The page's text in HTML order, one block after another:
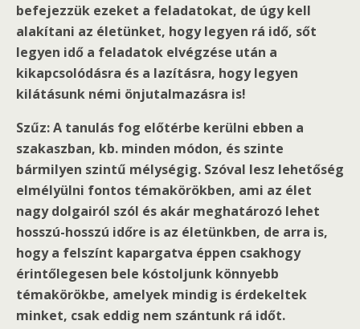
befejezzük ezeket a feladatokat, de úgy kell
alakítani az életünket, hogy legyen rá idő, sőt
legyen idő a feladatok elvégzése után a
kikapcsolódásra és a lazításra, hogy legyen
kilátásunk némi önjutalmazásra is!
Szűz: A tanulás fog előtérbe kerülni ebben a
szakaszban, kb. minden módon, és szinte
bármilyen szintű mélységig. Szóval lesz lehetőség
elmélyülni fontos témakörökben, ami az élet
nagy dolgairól szól és akár meghatározó lehet
hosszú-hosszú időre is az életünkben, de arra is,
hogy a felszínt kapargatva éppen csakhogy
érintőlegesen bele kóstoljunk könnyebb
témakörökbe, amelyek mindig is érdekeltek
minket, csak eddig nem szántunk rá időt.